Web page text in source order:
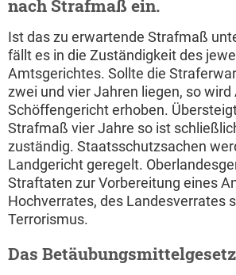
nach Strafmaß ein.
Ist das zu erwartende Strafmaß
fällt es in die Zuständigkeit des
Amtsgerichtes. Sollte die
zwei und vier Jahren liegen, so wird
Schöffengericht erhoben.
Strafmaß vier Jahre so ist
zuständig. Staatsschutzsachen
Landgericht geregelt.
Straftaten zur Vorbereitung eines
Hochverrates, des Landesverrates
Terrorismus.
Das